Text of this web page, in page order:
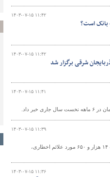
۱۴۰۳-۰۷-۱۵ ۱۱:۴۲
بانک است؟
۱۴۰۳-۰۷-۱۵ ۱۱:۴۲
شرقی برگزار شد
۱۴۰۳-۰۷-۱۵ ۱۱:۴۱
۱۴۰۳-۰۷-۱۵ ۱۱:۳۹
رئیس اداره ایمنی راه‌های اداره کل راهداری و حمل‌ونقل جاده‌ای استان یزد از تهیه و نصب ۱۴ هزار و ۶۵۰ مورد علائم اخطاری،
۱۴۰۳-۰۷-۱۵ ۱۱:۳۶